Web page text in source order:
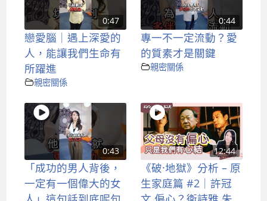
0:47
戀愛腦｜遇上深愛的
人，能讓我們生命有
所躍進
親密關係
0:44
專一不一定流動？愛
的質素才是關鍵
親密關係
0:43
「成功的男人背後，
一定有一個偉大的女
12:44
《破·地獄》分析 – 原
生家庭篇 #2｜許冠